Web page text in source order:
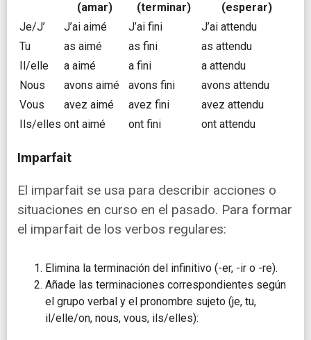
(amar)
(terminar)
(esperar)
Je/J’
J’ai aimé J’ai fini
J’ai attendu
Tu
as aimé as fini
as attendu
Il/elle
a aimé a fini
a attendu
Nous
avons aimé avons fini
avons attendu
Vous
avez aimé avez fini
avez attendu
Ils/elles ont aimé ont fini ont attendu
Imparfait
El imparfait se usa para describir acciones o
situaciones en curso en el pasado. Para formar
el imparfait de los verbos regulares:
Elimina la terminación del infinitivo (-er, -ir o -re).
Añade las terminaciones correspondientes según
el grupo verbal y el pronombre sujeto (je, tu,
il/elle/on, nous, vous, ils/elles):